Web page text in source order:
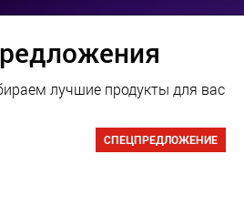
лучшие продукты для вас
СПЕЦПРЕДЛОЖЕНИЕ